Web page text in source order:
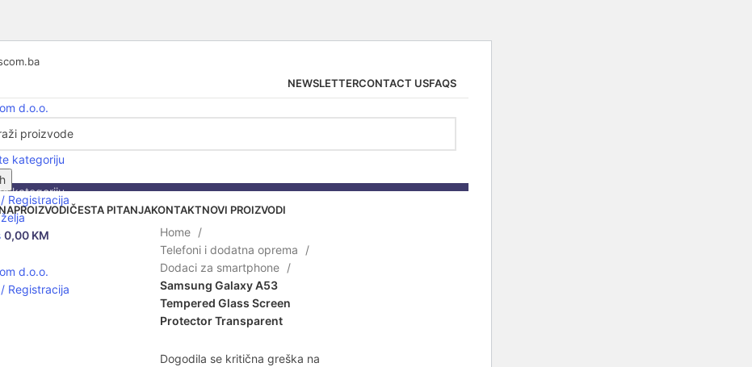
NEWSLETTERCONTACT USFAQS
kategoriju
Registracija
0,00 KM
Registracija
kategoriju
PROIZVODIČESTA PITANJAKONTAKTNOVI PROIZVODI
Rasprodato
Click to enlarge
Home
Telefoni i dodatna oprema
Dodaci za smartphone
Samsung Galaxy A53
Tempered Glass Screen
Protector Transparent
Dogodila se kritična greška na